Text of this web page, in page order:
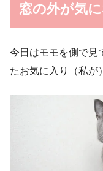
窓の外が気
今日はモモを側で見
たお気に入り（私が